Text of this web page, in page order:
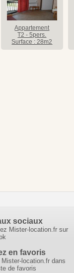
Appartement
T2 - 5pers.
Surface : 28m2
sociaux
Mister-location.fr sur
en favoris
location.fr dans
de favoris